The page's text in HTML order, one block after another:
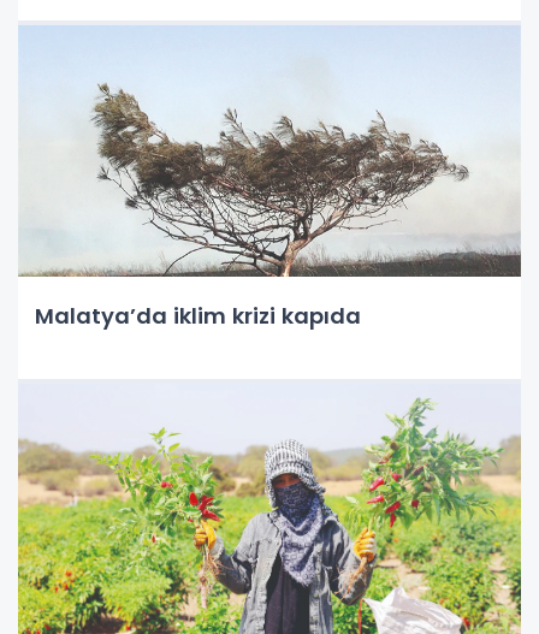
Malatya’da iklim krizi kapıda